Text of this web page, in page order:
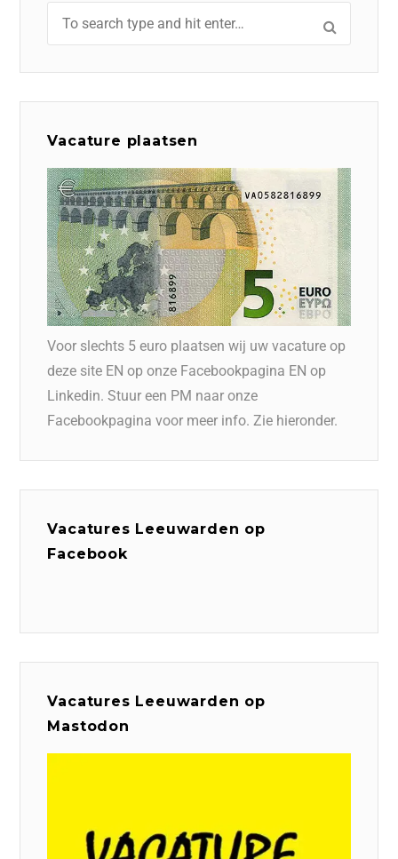
Vacature plaatsen
Voor slechts 5 euro plaatsen wij uw vacature op
deze site EN op onze Facebookpagina EN op
Linkedin. Stuur een PM naar onze
Facebookpagina voor meer info. Zie hieronder.
Vacatures Leeuwarden op
Facebook
Vacatures Leeuwarden op
Mastodon